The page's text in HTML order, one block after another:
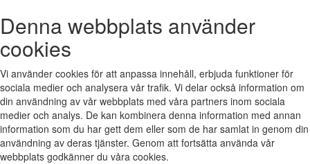
Denna webbplats använder
cookies
Vi använder cookies för att anpassa innehåll, erbjuda funktioner för
sociala medier och analysera vår trafik. Vi delar också information om
din användning av vår webbplats med våra partners inom sociala
medier och analys. De kan kombinera denna information med annan
information som du har gett dem eller som de har samlat in genom din
användning av deras tjänster. Genom att fortsätta använda vår
webbplats godkänner du våra cookies.